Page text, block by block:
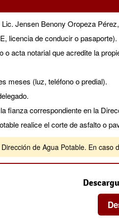
Jensen Benony Oropeza
licencia de conducir o pasaporte).
acta notarial que acredite la
meses (luz, teléfono o predial).
fianza correspondiente en la
realice el corte de asfalto o
de Agua Potable. En